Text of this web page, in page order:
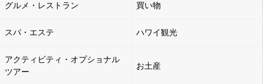
グルメ・レストラン 買い物
スパ・エステ ハワイ観光
アクティビティ・オプショナル
ツアー
お土産